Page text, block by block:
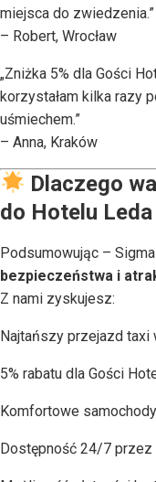
miejsca do zwiedzenia.”
– Robert, Wrocław
„Zniżka 5% dla Gości
korzystałam kilka razy
uśmiechem.”
– Anna, Kraków
Dlaczego
do Hotelu Leda
Podsumowując –
bezpieczeństwa i
Z nami zyskujesz:
Najtańszy przejazd taxi
5% rabatu dla Gości
Komfortowe
Dostępność 24/7 przez